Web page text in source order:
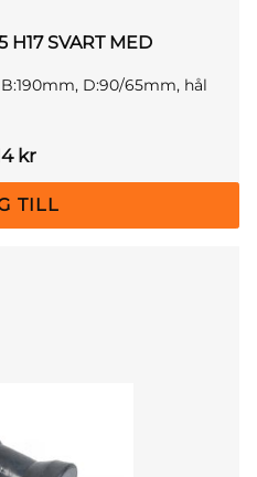
H17 SVART MED
D:90/65mm, hål
kr